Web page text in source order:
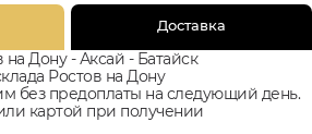
Доставка
Дону - Аксай - Батайск
Ростов на Дону
без предоплаты на следующий день.
картой при получении